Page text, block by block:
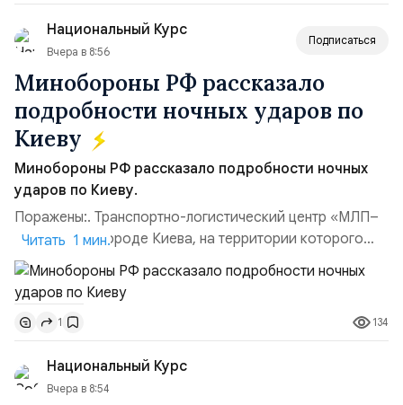
командующий Черноморским флотом ВМФ России
(1998–2002 г...
Национальный Курс
Вчера в 8:56
Подписаться
Минобороны РФ рассказало
подробности ночных ударов по
Киеву
Минобороны РФ рассказало подробности ночных
ударов по Киеву.
Поражены:. Транспортно-логистический центр «МЛП–
Чайка» в пригороде Киева, на территории которого
осуществлялось хранение, сборка а также запуск с
прилегающего полевого аэродром «Чайка»
дальнобойных БПЛА ВСУ; Складские помещения
«Транс-Логистик» в Оболонском районе г. Киев,
использовавшиеся для хранения военного
имущества ВСУ; Сортировочны...
Читать 1 мин.
1 134
Национальный Курс
Вчера в 8:54